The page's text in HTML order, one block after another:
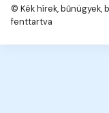
© Kék hírek, bűnügyek,
fenttartva